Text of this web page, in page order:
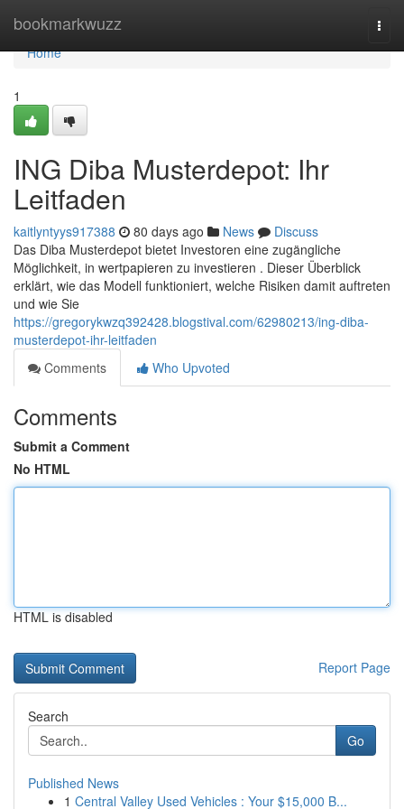
bookmarkwuzz
Home
Home
1
ING Diba Musterdepot: Ihr
Leitfaden
kaitlyntyys917388 80 days ago News
Discuss
Das Diba Musterdepot bietet Investoren eine zugängliche
Möglichkeit, in wertpapieren zu investieren . Dieser Überblick
erklärt, wie das Modell funktioniert, welche Risiken damit auftreten
und wie Sie
https://gregorykwzq392428.blogstival.com/62980213/ing-diba-
musterdepot-ihr-leitfaden
Comments
Who Upvoted
Comments
Submit a Comment
No HTML
HTML is disabled
Report Page
Search
Go
Published News
1 Central Valley Used Vehicles : Your $15,000 B...